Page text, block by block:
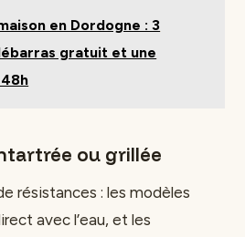
en Dordogne : 3
gratuit et une
ou grillée
résistances : les modèles
avec l’eau, et les